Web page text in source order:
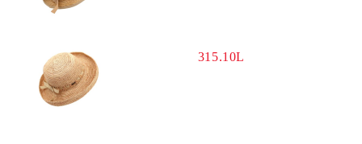
315.10L